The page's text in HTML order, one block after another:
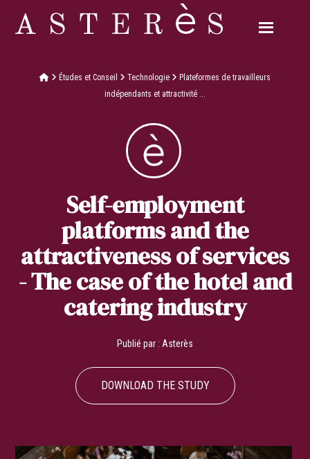
Études et Conseil Technologie
Plateformes de travailleurs
indépendants et attractivité ...
Self-employment
platforms and the
attractiveness of services
- The case of the hotel and
catering industry
Publié par : Asterès
DOWNLOAD THE STUDY